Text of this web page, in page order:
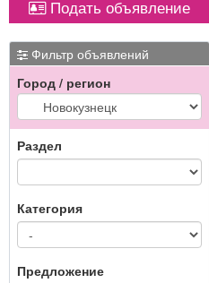
ковер»).
Подать объявление
Фильтр объявлений
Город / регион
Раздел
Категория
Предложение